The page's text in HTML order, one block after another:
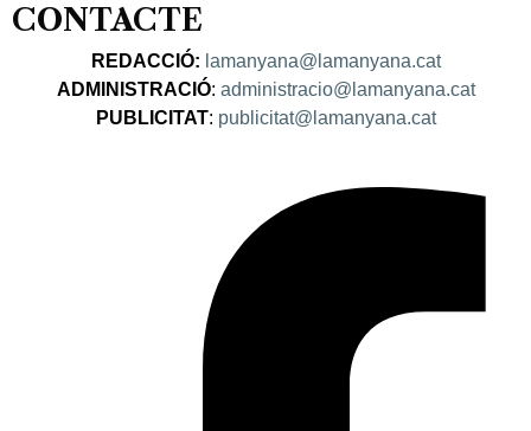
CONTACTE
REDACCIÓ: lamanyana@lamanyana.cat
ADMINISTRACIÓ: administracio@lamanyana.cat
PUBLICITAT: publicitat@lamanyana.cat